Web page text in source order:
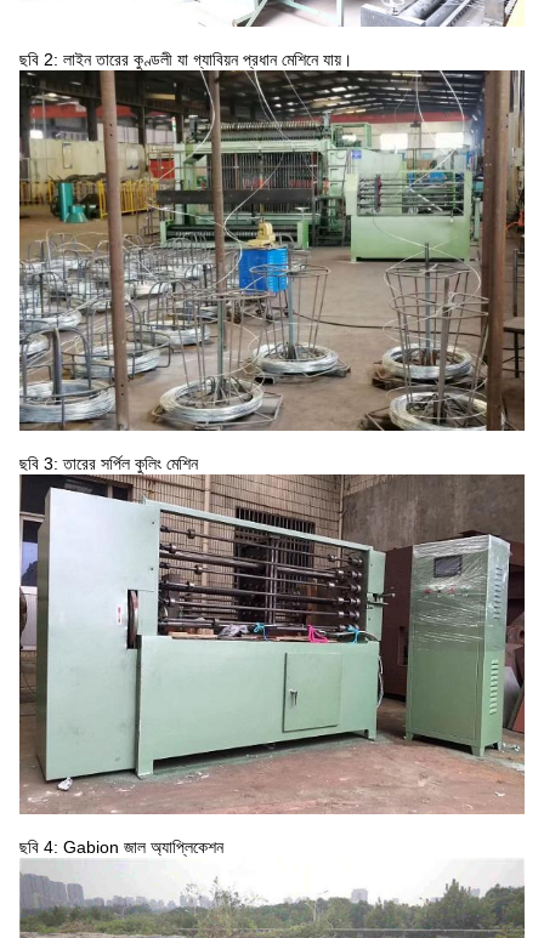
ছবি 2: লাইন তারের কুণ্ডলী যা গ্যাবিয়ন প্রধান মেশিনে যায়।
ছবি 3: তারের সর্পিল কুলিং মেশিন
ছবি 4: Gabion জাল অ্যাপ্লিকেশন